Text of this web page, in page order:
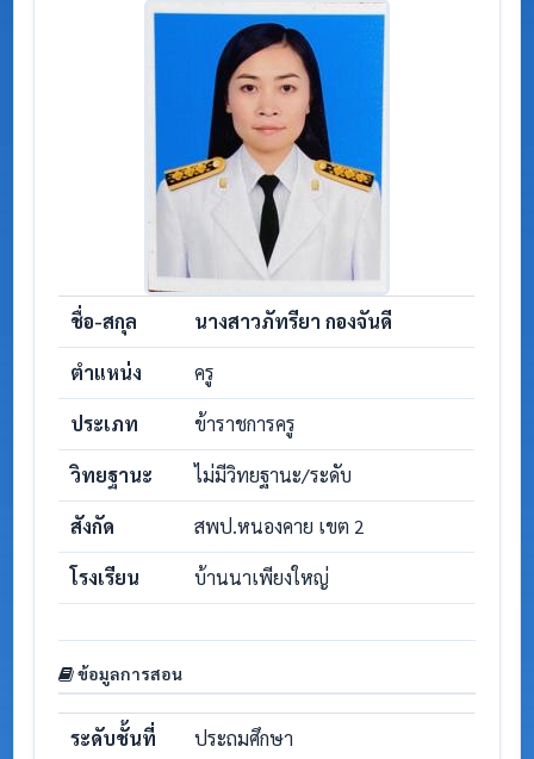
ชื่อ-สกุล นางสาวภัทรียา กองจันดี
ตำแหน่ง ครู
ประเภท ข้าราชการครู
วิทยฐานะ ไม่มีวิทยฐานะ/ระดับ
สังกัด สพป.หนองคาย เขต 2
โรงเรียน บ้านนาเพียงใหญ่
ข้อมูลการสอน
ระดับชั้นที่
ประถมศึกษา